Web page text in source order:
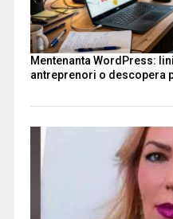
Mentenanta WordPress:
antreprenori o descopera